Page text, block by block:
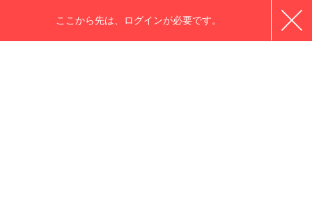
ここから先は、ログインが必要です。